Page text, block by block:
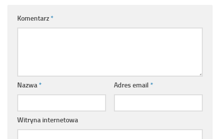
Komentarz*
Nazwa* Adres email *
Witryna internetowa